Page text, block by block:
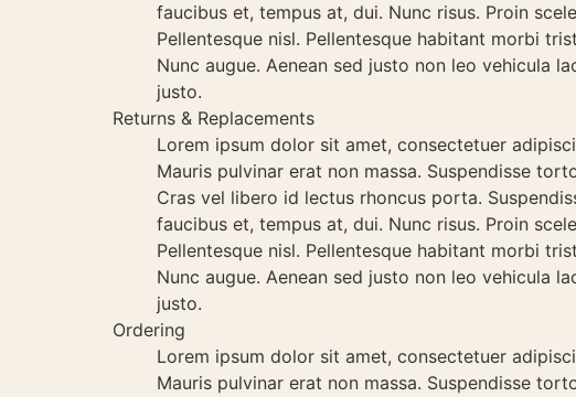
faucibus et, tempus at, dui. Nunc risus. Proin
Pellentesque nisl. Pellentesque habitant morbi
Nunc augue. Aenean sed justo non leo vehicula
justo.
Returns & Replacements
Lorem ipsum dolor sit amet, consectetuer
Mauris pulvinar erat non massa. Suspendisse
Cras vel libero id lectus rhoncus porta.
faucibus et, tempus at, dui. Nunc risus. Proin
Pellentesque nisl. Pellentesque habitant morbi
Nunc augue. Aenean sed justo non leo vehicula
justo.
Ordering
Lorem ipsum dolor sit amet, consectetuer
Mauris pulvinar erat non massa. Suspendisse